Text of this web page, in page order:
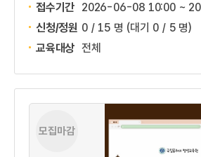
접수기간 2026-06-08 10:00 ~
신청/정원 0 / 15 명 (대기 0 / 5 명)
교육대상 전체
모집마감